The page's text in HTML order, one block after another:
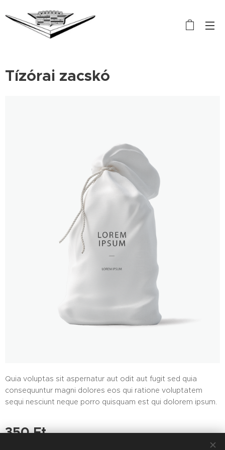
Tízórai zacskó
Quia voluptas sit aspernatur aut odit aut fugit sed quia
consequuntur magni dolores eos qui ratione voluptatem
sequi nesciunt neque porro quisquam est qui dolorem ipsum.
350Ft